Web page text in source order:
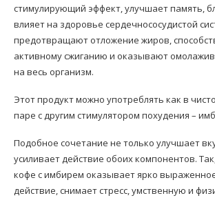
стимулирующий эффект, улучшает память,
влияет на здоровье сердечнососудистой
предотвращают отложение жиров,
активному сжиганию и оказывают
на весь организм.
Этот продукт можно употреблять как в
паре с другим стимулятором похудения –
Подобное сочетание не только улучшает
усиливает действие обоих компонентов.
кофе с имбирем оказывает ярко
действие, снимает стресс, умственную и